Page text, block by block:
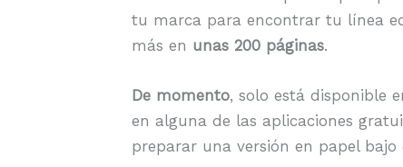
tu marca para encontrar tu línea
más en unas 200 páginas.
De momento, solo está disponible
en alguna de las aplicaciones
preparar una versión en papel